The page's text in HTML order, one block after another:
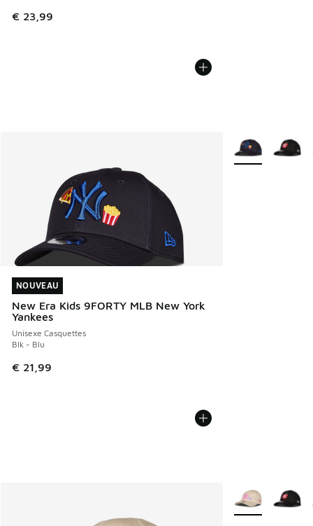
€ 23,99
NOUVEAU
New Era Kids 9FORTY MLB New York
Yankees
Unisexe Casquettes
Blk - Blu
€ 21,99
NOUVEAU
Plus de couleurs
Plus de couleurs